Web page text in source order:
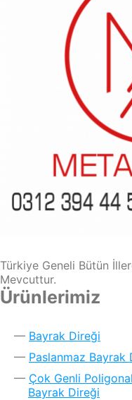
Türkiye Geneli Bütün
Mevcuttur.
Ürünlerimiz
Bayrak Direği
Paslanmaz Bayrak
Çok Genli
Bayrak Direği